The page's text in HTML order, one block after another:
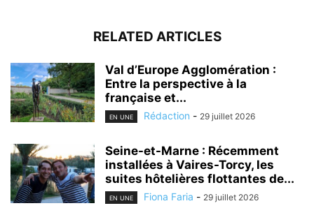
RELATED ARTICLES
Val d’Europe Agglomération :
Entre la perspective à la
française et...
EN UNE Rédaction - 29 juillet 2026
Seine-et-Marne : Récemment
installées à Vaires-Torcy, les
suites hôtelières flottantes de...
EN UNE Fiona Faria - 29 juillet 2026